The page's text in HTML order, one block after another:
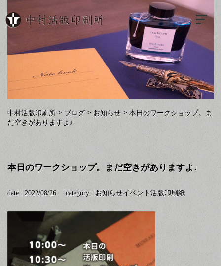
中村活版印刷所 > ブログ > お知らせ > 本日のワークショップ。ま
だ空きがありますよ♩
本日のワークショップ。まだ空きがありますよ♩
date : 2022/08/26 category : お知らせイベント 活版印刷紙